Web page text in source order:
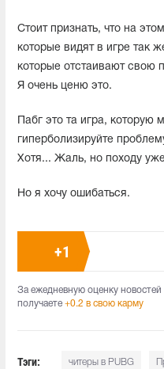
Стоит признать, что на
которые видят в игре так
которые отстаивают свою
Я очень ценю это.
Пабг это та игра,
гиперболизируйте
Хотя... Жаль, но походу
Но я хочу ошибаться.
+1
За ежедневную оценку новостей
получаете +0.2 в свою карму
Тэги: читеры в PUBG